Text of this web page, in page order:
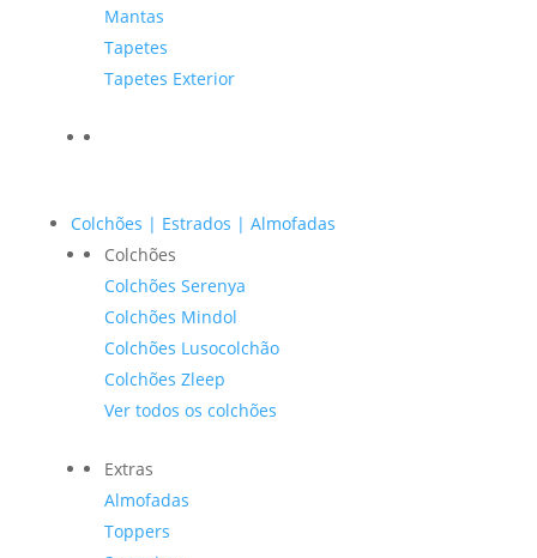
Mantas
Tapetes
Tapetes Exterior
Colchões | Estrados | Almofadas
Colchões
Colchões Serenya
Colchões Mindol
Colchões Lusocolchão
Colchões Zleep
Ver todos os colchões
Extras
Almofadas
Toppers